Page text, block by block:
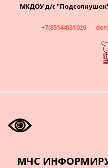
МКДОУ д/с
+7(85144)31020
МЧС